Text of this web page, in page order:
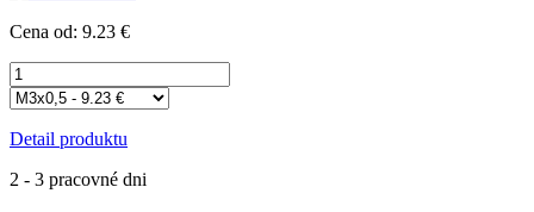
Cena od: 9.23 €
Detail produktu
2 - 3 pracovné dni